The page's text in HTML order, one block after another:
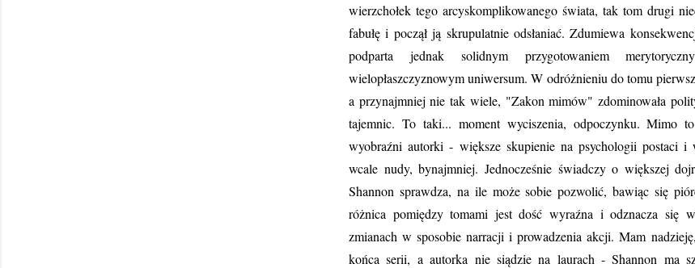
wierzchołek tego arcyskomplikowanego świata, tak tom drugi
fabułę i począł ją skrupulatnie odsłaniać. Zdumiewa
podparta jednak solidnym przygotowaniem
wielopłaszczyznowym uniwersum. W odróżnieniu do tomu
a przynajmniej nie tak wiele, "Zakon mimów" zdominowała
tajemnic. To taki... moment wyciszenia, odpoczynku. Mimo
wyobraźni autorki - większe skupienie na psychologii postaci i
wcale nudy, bynajmniej. Jednocześnie świadczy o większej
Shannon sprawdza, na ile może sobie pozwolić, bawiąc się
różnica pomiędzy tomami jest dość wyraźna i odznacza się
zmianach w sposobie narracji i prowadzenia akcji. Mam
końca serii, a autorka nie siądzie na laurach - Shannon ma